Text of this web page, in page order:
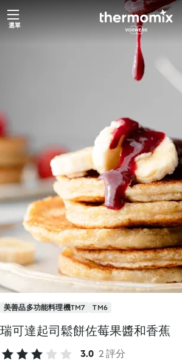
跳選單
美善品多功能料理機TM7 TM6
瑞可達起司鬆餅佐莓果醬和香蕉
3.0 2 評分